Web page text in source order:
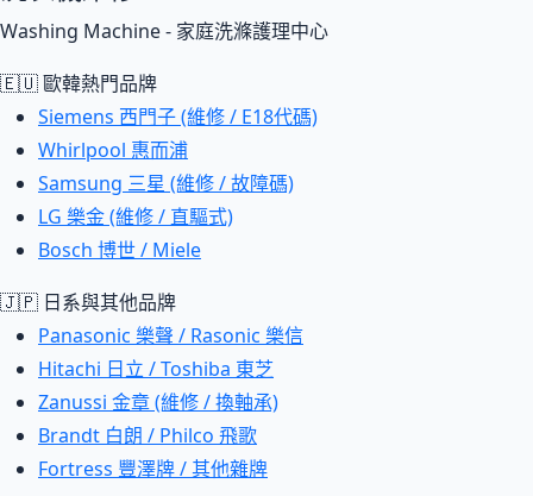
Washing Machine - 家庭洗滌護理中心
🇪🇺 歐韓熱門品牌
Siemens 西門子 (維修 / E18代碼)
Whirlpool 惠而浦
Samsung 三星 (維修 / 故障碼)
LG 樂金 (維修 / 直驅式)
Bosch 博世 / Miele
🇯🇵 日系與其他品牌
Panasonic 樂聲 / Rasonic 樂信
Hitachi 日立 / Toshiba 東芝
Zanussi 金章 (維修 / 換軸承)
Brandt 白朗 / Philco 飛歌
Fortress 豐澤牌 / 其他雜牌